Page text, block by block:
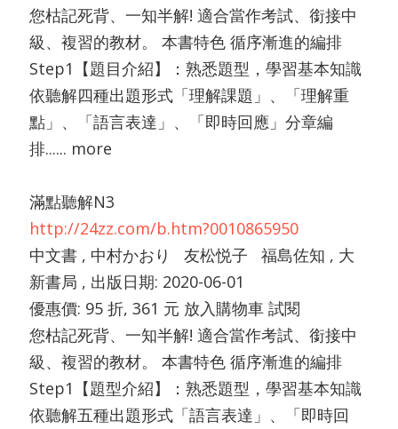
您枯記死背、一知半解! 適合當作考試、銜接中
級、複習的教材。 本書特色 循序漸進的編排
Step1【題目介紹】：熟悉題型，學習基本知識
依聽解四種出題形式「理解課題」、「理解重
點」、「語言表達」、「即時回應」分章編
排...... more
滿點聽解N3
http://24zz.com/b.htm?0010865950
中文書 , 中村かおり 友松悦子 福島佐知 , 大
新書局 , 出版日期: 2020-06-01
優惠價: 95 折, 361 元 放入購物車 試閱
您枯記死背、一知半解! 適合當作考試、銜接中
級、複習的教材。 本書特色 循序漸進的編排
Step1【題型介紹】：熟悉題型，學習基本知識
依聽解五種出題形式「語言表達」、「即時回